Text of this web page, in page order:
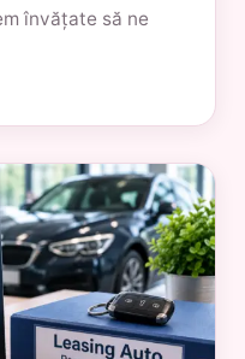
învățate să ne